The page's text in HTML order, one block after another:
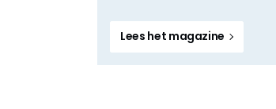
Lees het magazine